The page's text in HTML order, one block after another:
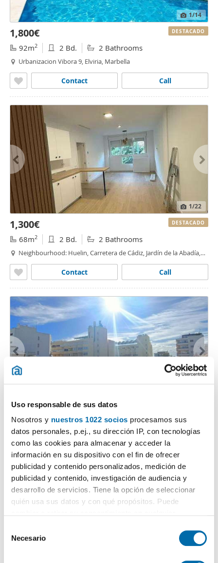
Uso responsable de sus datos
Nosotros y nuestros 1022 socios procesamos sus
datos personales, p.ej., su dirección IP, con tecnologías
como las cookies para almacenar y acceder la
información en su dispositivo con el fin de ofrecer
publicidad y contenido personalizados, medición de
publicidad y contenido, investigación de audiencia y
desarrollo de servicios. Tiene la opción de seleccionar
quién usa sus datos y con qué propósitos. Puede
el Menú de consentimiento.
Necesario
1/14
1,800€
92m2 2 Bd. 2 Bathrooms
Urbanizacion Vibora 9, Elviria, Marbella
Call
Contact
DESTACADO
1/22
1,300€
68m2 2 Bd. 2 Bathrooms
Neighbourhood: Huelin, Carretera de Cádiz, Jardín de la Abadía,
Call
Contact
DESTACADO
1,800€
200m2 2 Bd. 2 Bathrooms
Calle Luis Oliver 19, Marbella Pueblo, playa bajadilla - puertos,
Marbella
Call
Contact